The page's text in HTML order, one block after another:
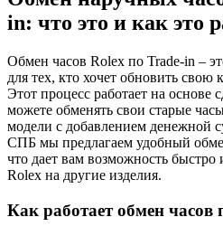
in: что это и как это
Обмен часов Rolex по Trade-in –
для тех, кто хочет обновить
Этот процесс работает на основе
можете обменять свои старые
модели с добавлением денежной
СПБ мы предлагаем удобный
что дает вам возможность
Rolex на другие изделия.
Как работает обмен часов